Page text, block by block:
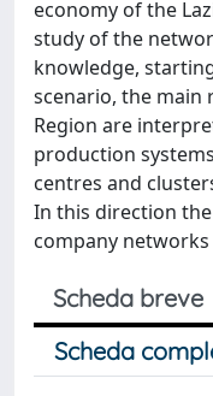
economy of the
study of the
knowledge,
scenario, the main
Region are
production
centres and
In this direction
company
Scheda breve
Scheda